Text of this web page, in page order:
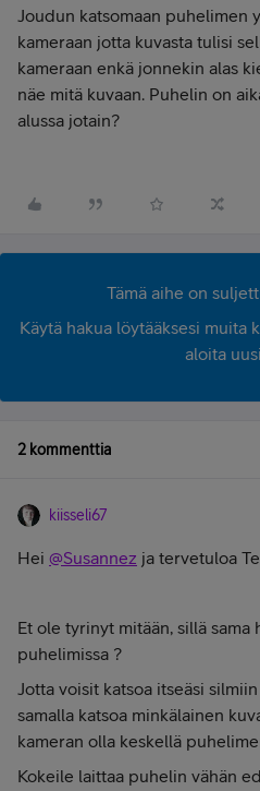
Joudun katsomaan puhelimen
kameraan jotta kuvasta tulisi
kameraan enkä jonnekin alas
näe mitä kuvaan. Puhelin on
alussa jotain?
Tämä aihe on
Käytä hakua löytääksesi muita
aloita
2 kommenttia
kiisseli67
Hei @Susannez ja tervetuloa
Et ole tyrinyt mitään, sillä sama
puhelimissa ?
Jotta voisit katsoa itseäsi
samalla katsoa minkälainen
kameran olla keskellä
Kokeile laittaa puhelin vähän